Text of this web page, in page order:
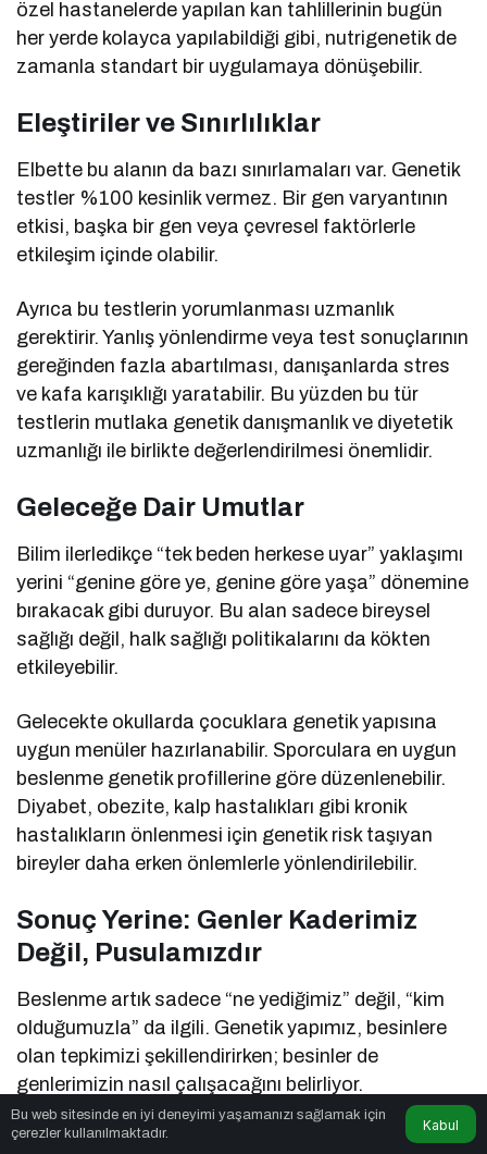
özel hastanelerde yapılan kan tahlillerinin bugün
her yerde kolayca yapılabildiği gibi, nutrigenetik de
zamanla standart bir uygulamaya dönüşebilir.
Eleştiriler ve Sınırlılıklar
Elbette bu alanın da bazı sınırlamaları var. Genetik
testler %100 kesinlik vermez. Bir gen varyantının
etkisi, başka bir gen veya çevresel faktörlerle
etkileşim içinde olabilir.
Ayrıca bu testlerin yorumlanması uzmanlık
gerektirir. Yanlış yönlendirme veya test sonuçlarının
gereğinden fazla abartılması, danışanlarda stres
ve kafa karışıklığı yaratabilir. Bu yüzden bu tür
testlerin mutlaka genetik danışmanlık ve diyetetik
uzmanlığı ile birlikte değerlendirilmesi önemlidir.
Geleceğe Dair Umutlar
Bilim ilerledikçe “tek beden herkese uyar” yaklaşımı
yerini “genine göre ye, genine göre yaşa” dönemine
bırakacak gibi duruyor. Bu alan sadece bireysel
sağlığı değil, halk sağlığı politikalarını da kökten
etkileyebilir.
Gelecekte okullarda çocuklara genetik yapısına
uygun menüler hazırlanabilir. Sporculara en uygun
beslenme genetik profillerine göre düzenlenebilir.
Diyabet, obezite, kalp hastalıkları gibi kronik
hastalıkların önlenmesi için genetik risk taşıyan
bireyler daha erken önlemlerle yönlendirilebilir.
Sonuç Yerine: Genler Kaderimiz
Değil, Pusulamızdır
Beslenme artık sadece “ne yediğimiz” değil, “kim
olduğumuzla” da ilgili. Genetik yapımız, besinlere
olan tepkimizi şekillendirirken; besinler de
genlerimizin nasıl çalışacağını belirliyor.
Nutrigenetik ve nutrigenomik, işte bu çift yönlü
ilişkiyi bilimsel bir temel üzerine oturtuyor.
Bu web sitesinde en iyi deneyimi yaşamanızı sağlamak için
çerezler kullanılmaktadır.
Kabul